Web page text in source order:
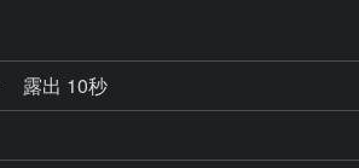
露出 10秒